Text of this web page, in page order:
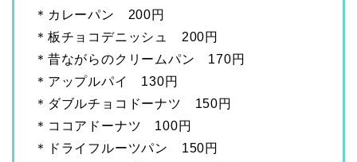
＊カレーパン 200円
＊板チョコデニッシュ 200円
＊昔ながらのクリームパン 170円
＊アップルパイ 130円
＊ダブルチョコドーナツ 150円
＊ココアドーナツ 100円
＊ドライフルーツパン 150円